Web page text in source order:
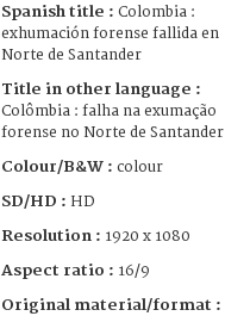
Spanish title : Colombia :
exhumación forense fallida en
Norte de Santander
Title in other language :
Colômbia : falha na exumação
forense no Norte de Santander
Colour/B&W : colour
SD/HD : HD
Resolution : 1920 x 1080
Aspect ratio : 16/9
Original material/format :